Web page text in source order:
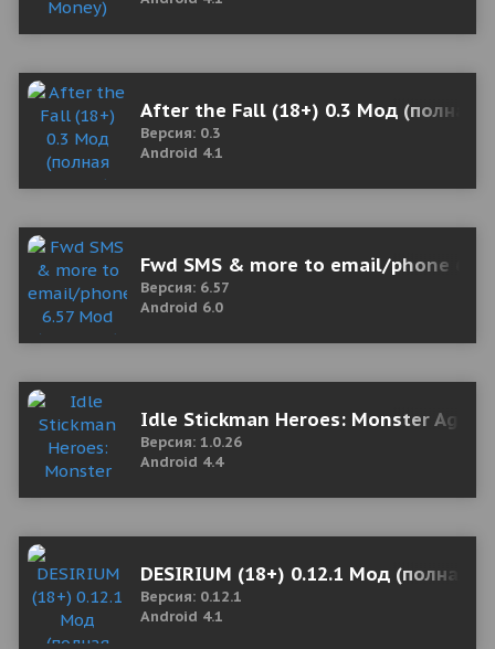
After the Fall (18+) 0.3 Мод (полная
Версия: 0.3
Android 4.1
Fwd SMS & more to email/phone
Версия: 6.57
Android 6.0
Idle Stickman Heroes: Monster Age
Версия: 1.0.26
Android 4.4
DESIRIUM (18+) 0.12.1 Мод (полная
Версия: 0.12.1
Android 4.1